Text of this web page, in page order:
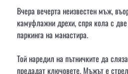
Вчера вечерта неизвестен мъж,
камуфлажни дрехи, спря кола с
паркинга на манастира.
Той наредил на пътничките да
предадат ключовете. Мъжът е